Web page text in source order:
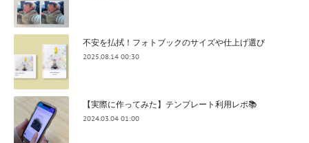
不安を払拭！フォトブックのサイズや仕上げ選び
2025.08.14 00:30
【実際に作ってみた】テンプレート利用レポ📚
2024.03.04 01:00